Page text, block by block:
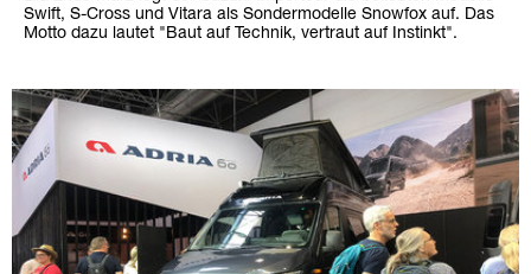
Swift, S-Cross und Vitara als Sondermodelle Snowfox auf. Das
Motto dazu lautet "Baut auf Technik, vertraut auf Instinkt".